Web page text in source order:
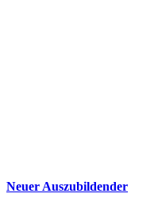
Neuer Auszubildender